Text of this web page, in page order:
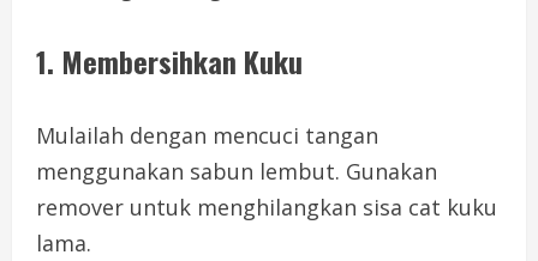
1. Membersihkan Kuku
Mulailah dengan mencuci tangan
menggunakan sabun lembut. Gunakan
remover untuk menghilangkan sisa cat kuku
lama.